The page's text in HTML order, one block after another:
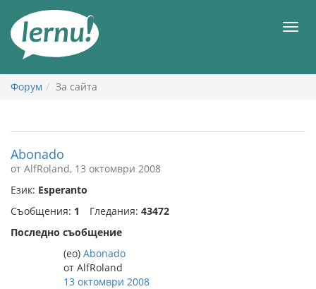
съдържанието
Форум За сайта
Abonado
от AlfRoland, 13 октомври 2008
Език: Esperanto
Съобщения: 1 Гледания: 43472
Последно съобщение
(eo) Abonado
от AlfRoland
13 октомври 2008